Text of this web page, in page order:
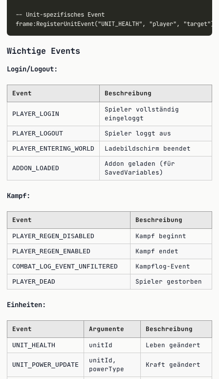
-- Unit-spezifisches Event
Wichtige Events
Login/Logout:
Event Beschreibung
PLAYER_LOGIN
Spieler vollständig
eingeloggt
PLAYER_LOGOUT Spieler loggt aus
PLAYER_ENTERING_WORLD Ladebildschirm beendet
ADDON_LOADED
Addon geladen (für
SavedVariables)
Kampf:
Event Beschreibung
PLAYER_REGEN_DISABLED Kampf beginnt
PLAYER_REGEN_ENABLED Kampf endet
COMBAT_LOG_EVENT_UNFILTERED Kampflog-Event
PLAYER_DEAD Spieler gestorben
Einheiten:
Event Argumente Beschreibung
UNIT_HEALTH unitId Leben geändert
UNIT_POWER_UPDATE
unitId,
powerType
Kraft geändert